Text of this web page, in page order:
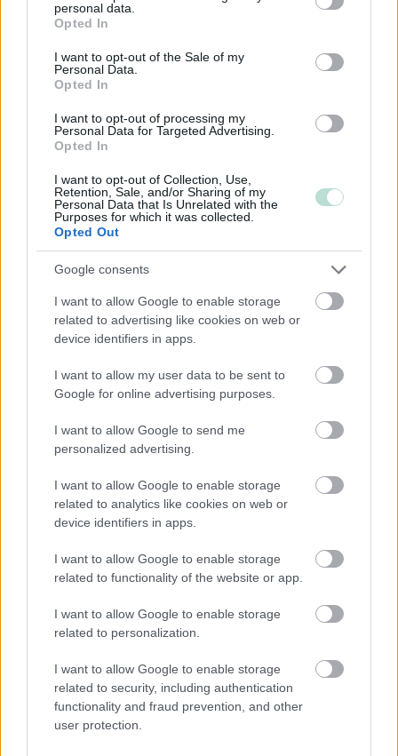
grant or deny consent to Google and its third-party tags to
use your data for below specified purposes in below Google
consent section.
personal data.
Opted In
I want to opt-out of the Sale of my
Personal Data.
Opted In
I want to opt-out of processing my
Personal Data for Targeted Advertising.
Opted In
I want to opt-out of Collection, Use,
Retention, Sale, and/or Sharing of my
Personal Data that Is Unrelated with the
Purposes for which it was collected.
Opted Out
Google consents
I want to allow Google to enable storage
related to advertising like cookies on web or
device identifiers in apps.
I want to allow my user data to be sent to
Google for online advertising purposes.
I want to allow Google to send me
personalized advertising.
I want to allow Google to enable storage
related to analytics like cookies on web or
device identifiers in apps.
I want to allow Google to enable storage
related to functionality of the website or app.
I want to allow Google to enable storage
related to personalization.
I want to allow Google to enable storage
related to security, including authentication
functionality and fraud prevention, and other
user protection.
Yksityinen osakeyhtiö
Julkinen osakeyhtiö
Asunto-osakeyhtiö
Toiminimi
Järjestöt ja yhdistykset
Toimiala
Kiinteistöalan toiminta
Kuljetusliike­toiminta
Rakentaminen
Teollisuus
Terveys- ja sosiaalipalvelut
Palvelutarjonta
ALV-laskelmat, ilmoitukset verottajalle ja
tilinpäätökset
Henkilöstöhallinnon palvelut
Lakisääteinen kirjanpito
Liiketoiminnan kehittämispalvelut (esim.
verosuunnittelu)
Maksatuspalvelut
Myyntilaskuihin liittyvät palvelut
Ostolaskuihin liittyvät palvelut
Palkkahallinnon palvelut
Sisäinen laskenta